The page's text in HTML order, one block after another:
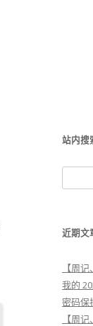
站内搜
索
近期文
【周
我的
密码保
【周